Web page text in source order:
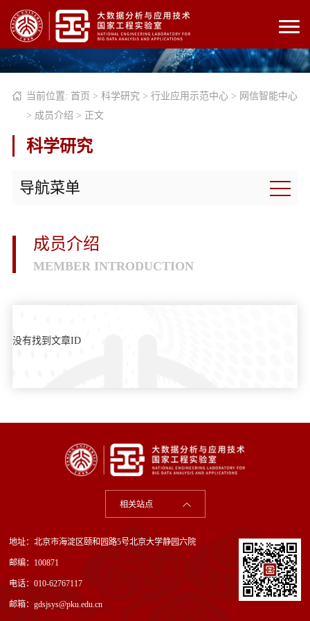
当前位置: 首页 > 科学研究 > 行业应用示范中心 > 网信智能中心
> 成员介绍 > 正文
科学研究
导航菜单
成员介绍
MEMBER INTRODUCTION
没有找到文章ID
相关站点
地址：北京市海淀区颐和园路5号北京大学静园六院
邮编：100871
电话：010-62767117
邮箱：gdsjsys@pku.edu.cn